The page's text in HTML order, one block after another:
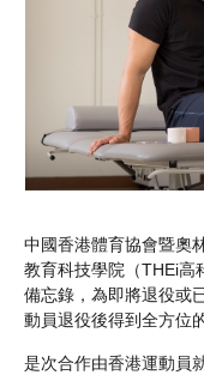
中國香港體育協會暨奧
教育科技學院（THEi高
備忘錄，為即將退役或
動員退役後得到全方位
是次合作由香港運動員